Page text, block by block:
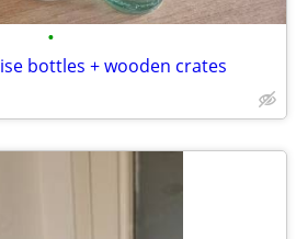
•
bottles + wooden crates